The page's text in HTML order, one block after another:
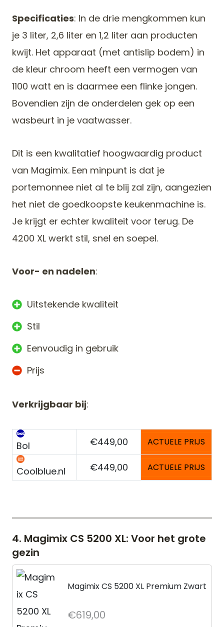
Specificaties: In de drie mengkommen kun
je 3 liter, 2,6 liter en 1,2 liter aan producten
kwijt. Het apparaat (met antislip bodem) in
de kleur chroom heeft een vermogen van
1100 watt en is daarmee een flinke jongen.
Bovendien zijn de onderdelen gek op een
wasbeurt in je vaatwasser.
Dit is een kwalitatief hoogwaardig product
van Magimix. Een minpunt is dat je
portemonnee niet al te blij zal zijn, aangezien
het niet de goedkoopste keukenmachine is.
Je krijgt er echter kwaliteit voor terug. De
4200 XL werkt stil, snel en soepel.
Voor- en nadelen:
Uitstekende kwaliteit
Stil
Eenvoudig in gebruik
Prijs
Verkrijgbaar bij:
Bol €449,00 ACTUELE PRIJS
Coolblue.nl €449,00 ACTUELE PRIJS
4. Magimix CS 5200 XL: Voor het grote
gezin
Magimix CS 5200 XL Premium Zwart
€619,00